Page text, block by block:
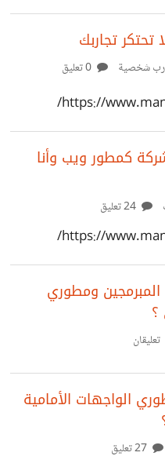
الرصيد الذي ربحه من بيع
التفريق بين الرصيدين،
بتعبئته؟ لقد بحثت كثيراً
النظام غير مجرب.
تحتكر تجاربك
شخصية
https://
كمطور ويب وأنا
https://
ومطوري
؟
تعليقان
الواجهات الأمامية